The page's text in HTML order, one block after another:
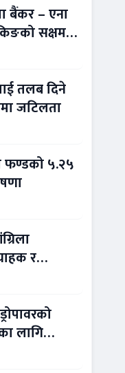
बैंकर – एना
सक्षम
तलब दिने
जटिलता
५.२५
र
लागि